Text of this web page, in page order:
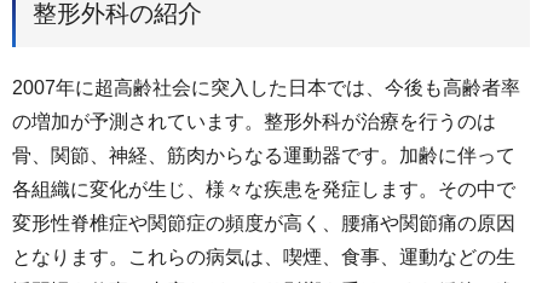
整形外科の紹介
2007年に超高齢社会に突入した日本では、今後も高齢者率
の増加が予測されています。整形外科が治療を行うのは
骨、関節、神経、筋肉からなる運動器です。加齢に伴って
各組織に変化が生じ、様々な疾患を発症します。その中で
変形性脊椎症や関節症の頻度が高く、腰痛や関節痛の原因
となります。これらの病気は、喫煙、食事、運動などの生